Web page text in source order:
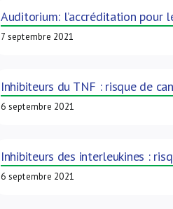
Auditorium: l’accréditation pour
7 septembre 2021
Inhibiteurs du TNF : risque de
6 septembre 2021
Inhibiteurs des interleukines :
6 septembre 2021